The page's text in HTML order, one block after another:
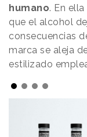
humano. En
que el alcohol
consecuencias
marca se aleja
estilizado